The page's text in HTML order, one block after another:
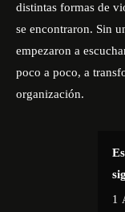
distintas formas de
se encontraron. Sin
empezaron a
poco a poco, a
organización.
1